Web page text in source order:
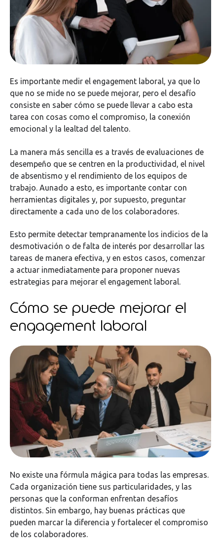
Es importante medir el engagement laboral, ya que lo
que no se mide no se puede mejorar, pero el desafío
consiste en saber cómo se puede llevar a cabo esta
tarea con cosas como el compromiso, la conexión
emocional y la lealtad del talento.
La manera más sencilla es a través de evaluaciones de
desempeño que se centren en la productividad, el nivel
de absentismo y el rendimiento de los equipos de
trabajo. Aunado a esto, es importante contar con
herramientas digitales y, por supuesto, preguntar
directamente a cada uno de los colaboradores.
Esto permite detectar tempranamente los indicios de la
desmotivación o de falta de interés por desarrollar las
tareas de manera efectiva, y en estos casos, comenzar
a actuar inmediatamente para proponer nuevas
estrategias para mejorar el engagement laboral.
Cómo se puede mejorar el
engagement laboral
No existe una fórmula mágica para todas las empresas.
Cada organización tiene sus particularidades, y las
personas que la conforman enfrentan desafíos
distintos. Sin embargo, hay buenas prácticas que
pueden marcar la diferencia y fortalecer el compromiso
de los colaboradores.